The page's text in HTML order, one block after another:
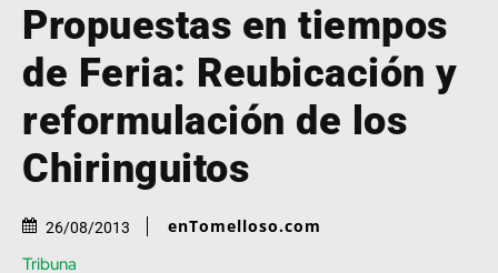
Propuestas en tiempos
de Feria: Reubicación y
reformulación de los
Chiringuitos
26/08/2013 enTomelloso.com
Tribuna